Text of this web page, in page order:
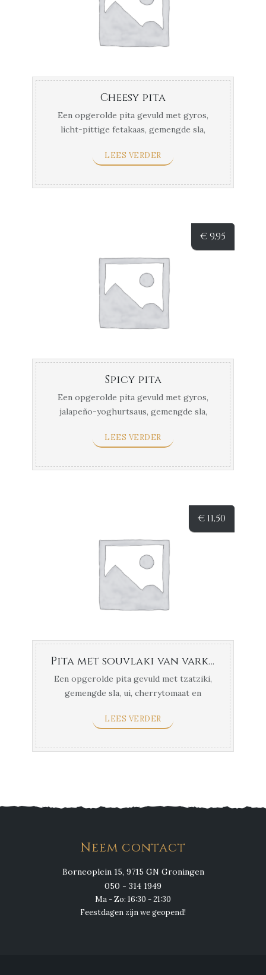
Cheesy pita
Een opgerolde pita gevuld met gyros,
licht-pittige fetakaas, gemengde sla,
LEES VERDER
€9,95
Spicy pita
Een opgerolde pita gevuld met gyros,
jalapeño-yoghurtsaus, gemengde sla,
LEES VERDER
€ 11,50
Pita met souvlaki van varkenshaas
Een opgerolde pita gevuld met tzatziki,
gemengde sla, ui, cherrytomaat en
LEES VERDER
Neem contact
Borneoplein 15, 9715 GN Groningen
050 - 314 1949
Ma - Zo: 16:30 - 21:30
Feestdagen zijn we geopend!